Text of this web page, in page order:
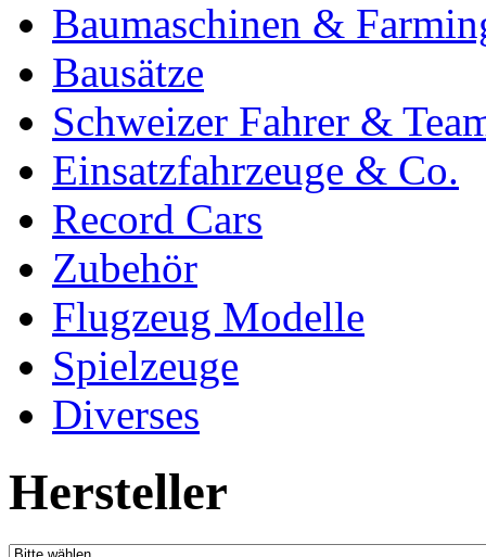
Baumaschinen &
Bausätze
Schweizer Fahrer &
Einsatzfahrzeuge & Co.
Record Cars
Zubehör
Flugzeug Modelle
Spielzeuge
Diverses
Hersteller